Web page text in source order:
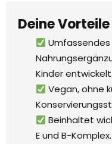
Deine Vorteile
Umfassendes
Kinder entwickelt.
Vegan, ohne
Beinhaltet
E und B-Komplex.